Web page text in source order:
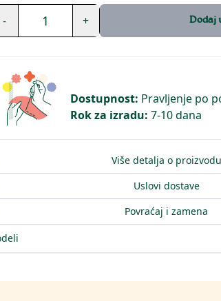
- 1 + Dodaj
Dostupnost: Pravljenje po
Rok za izradu: 7-10 dana
Više detalja o proizvodu
Uslovi dostave
Povraćaj i zamena